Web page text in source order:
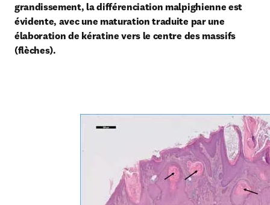
grandissement, la différenciation malpighienne est
évidente, avec une maturation traduite par une
élaboration de kératine vers le centre des massifs
(flèches).